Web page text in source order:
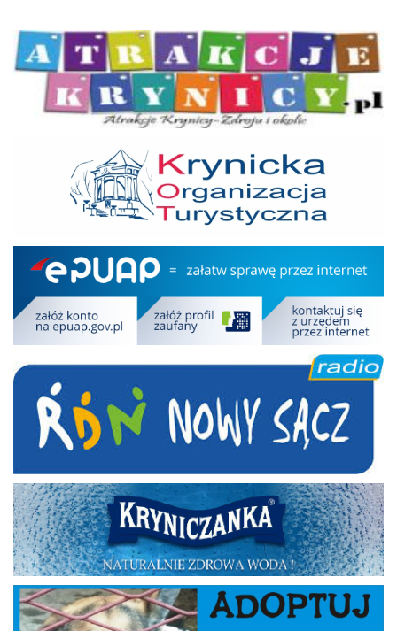
Atrakcje Krynicy
Kryniczanka
Adoptuj psa